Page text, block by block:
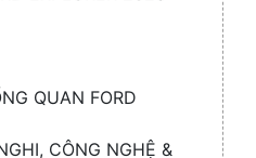
QUAN FORD
CÔNG NGHỆ &